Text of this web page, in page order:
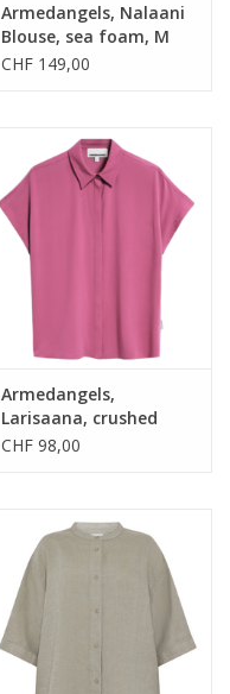
Armedangels, Nalaani
Blouse, sea foam, M
CHF 149,00
Armedangels,
Larisaana, crushed
berry, M
CHF 98,00